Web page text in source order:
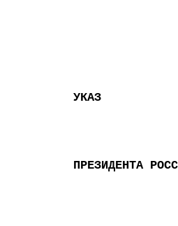
УКАЗ
ПРЕЗИДЕНТА